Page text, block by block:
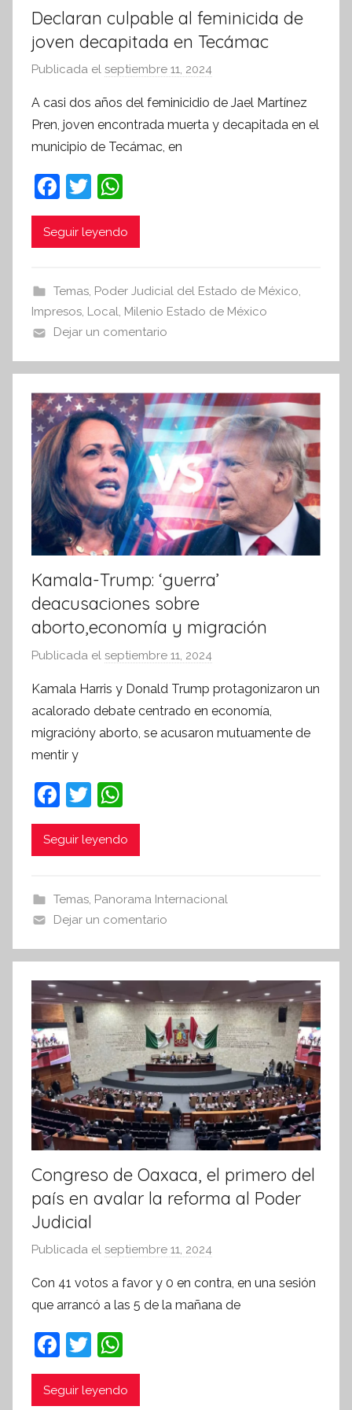
Declaran culpable al feminicida de
joven decapitada en Tecámac
Publicada el septiembre 11, 2024
r
S
I
n
r
m
a
t
i
v
a
A casi dos años del feminicidio de Jael Martínez
Pren, joven encontrada muerta y decapitada en el
municipio de Tecámac, en
F
a
c
b
o
o
k
T
w
itt
h
at
A
p
p
Seguir leyendo
Temas, Poder Judicial del Estado de México,
Impresos, Local, Milenio Estado de México
Dejar un comentario
Kamala-Trump: ‘guerra’
deacusaciones sobre
aborto,economía y migración
Publicada el septiembre 11, 2024
r
S
í
n
r
m
a
t
i
v
a
Kamala Harris y Donald Trump protagonizaron un
acalorado debate centrado en economía,
migracióny aborto, se acusaron mutuamente de
mentir y
F
a
c
b
o
o
k
T
w
itt
h
at
A
p
p
Seguir leyendo
Temas, Panorama Internacional
Dejar un comentario
Congreso de Oaxaca, el primero del
país en avalar la reforma al Poder
Judicial
Publicada el septiembre 11, 2024
r
S
Con 41 votos a favor y 0 en contra, en una sesión
que arrancó a las 5 de la mañana de
F
a
c
T
w
itt
h
at
Seguir leyendo